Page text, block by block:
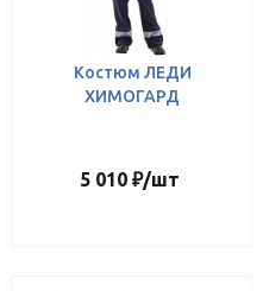
Костюм ЛЕДИ
ХИМОГАРД
5 010 ₽/шт